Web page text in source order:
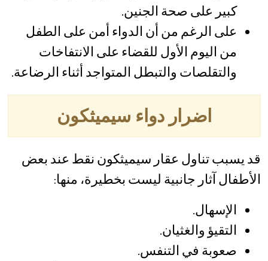
كبير على صحة الجنين.
على الرغم من أن الدواء أمن على الطفل
من اليوم الأول للقضاء على الانتفاخات
والتقلصات والتبطل المتواجد أثناء الرضاعة.
اضرار دواء سيميثكون
قد يسبب تناول عقار سيميثكون نقط عند بعض
الأطفال آثار جانبية ليست بخطيرة، منها:
الإسهال.
التقيؤ والغثيان.
صعوبة في التنفس.